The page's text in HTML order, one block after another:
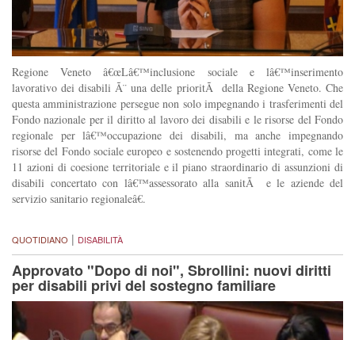
Regione Veneto â€œLâ€™inclusione sociale e lâ€™inserimento
lavorativo dei disabili Ã¨ una delle prioritÃ della Regione Veneto. Che
questa amministrazione persegue non solo impegnando i trasferimenti del
Fondo nazionale per il diritto al lavoro dei disabili e le risorse del Fondo
regionale per lâ€™occupazione dei disabili, ma anche impegnando
risorse del Fondo sociale europeo e sostenendo progetti integrati, come le
11 azioni di coesione territoriale e il piano straordinario di assunzioni di
disabili concertato con lâ€™assessorato alla sanitÃ e le aziende del
servizio sanitario regionaleâ€.
QUOTIDIANO | DISABILITÀ
Approvato "Dopo di noi", Sbrollini: nuovi diritti
per disabili privi del sostegno familiare